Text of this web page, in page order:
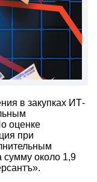
в закупках ИТ-
оценке
при
сумму около 1,9